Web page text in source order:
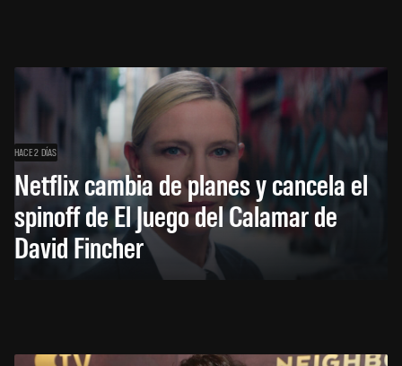
HACE 2 DÍAS
Netflix cambia de planes y cancela el
spinoff de El Juego del Calamar de
David Fincher